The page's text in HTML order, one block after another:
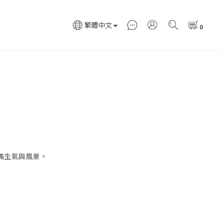
繁體中文
氣與風景。